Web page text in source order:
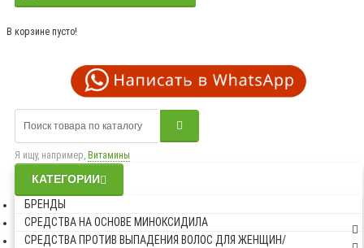
В корзине пусто!
Я ищу, например, Витамины
КАТЕГОРИИ
БРЕНДЫ
СРЕДСТВА НА ОСНОВЕ МИНОКСИДИЛА
СРЕДСТВА ПРОТИВ ВЫПАДЕНИЯ ВОЛОС ДЛЯ ЖЕНЩИН/